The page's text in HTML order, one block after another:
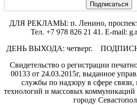
ДЛЯ РЕКЛАМЫ: п. Ленино, проспект
Тел. +7 978 826 21 41. E-mail:
ДЕНЬ ВЫХОДА: четверг.
Свидетельство о регистрации
00133 от 24.03.2015г, выданное
службы по надзору в сфере
технологий и массовых
городу